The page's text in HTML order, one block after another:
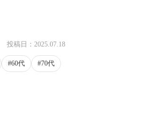
投稿日： 2025.07.18
60代 70代